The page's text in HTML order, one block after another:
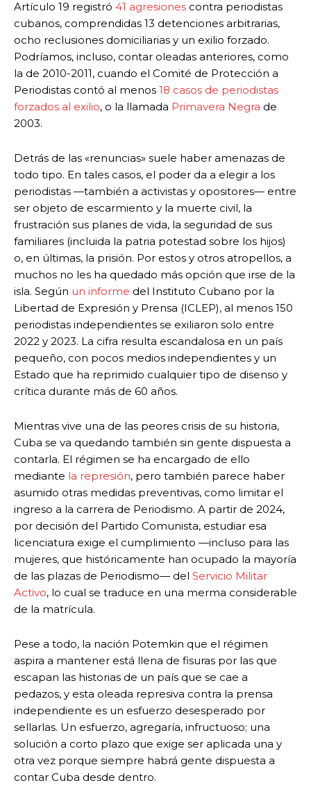
Artículo 19 registró 41 agresiones contra periodistas
cubanos, comprendidas 13 detenciones arbitrarias,
ocho reclusiones domiciliarias y un exilio forzado.
Podríamos, incluso, contar oleadas anteriores, como
la de 2010-2011, cuando el Comité de Protección a
Periodistas contó al menos 18 casos de periodistas
forzados al exilio, o la llamada Primavera Negra de
2003.
Detrás de las «renuncias» suele haber amenazas de
todo tipo. En tales casos, el poder da a elegir a los
periodistas —también a activistas y opositores— entre
ser objeto de escarmiento y la muerte civil, la
frustración sus planes de vida, la seguridad de sus
familiares (incluida la patria potestad sobre los hijos)
o, en últimas, la prisión. Por estos y otros atropellos, a
muchos no les ha quedado más opción que irse de la
isla. Según un informe del Instituto Cubano por la
Libertad de Expresión y Prensa (ICLEP), al menos 150
periodistas independientes se exiliaron solo entre
2022 y 2023. La cifra resulta escandalosa en un país
pequeño, con pocos medios independientes y un
Estado que ha reprimido cualquier tipo de disenso y
crítica durante más de 60 años.
Mientras vive una de las peores crisis de su historia,
Cuba se va quedando también sin gente dispuesta a
contarla. El régimen se ha encargado de ello
mediante la represión, pero también parece haber
asumido otras medidas preventivas, como limitar el
ingreso a la carrera de Periodismo. A partir de 2024,
por decisión del Partido Comunista, estudiar esa
licenciatura exige el cumplimiento —incluso para las
mujeres, que históricamente han ocupado la mayoría
de las plazas de Periodismo— del Servicio Militar
Activo, lo cual se traduce en una merma considerable
de la matrícula.
Pese a todo, la nación Potemkin que el régimen
aspira a mantener está llena de fisuras por las que
escapan las historias de un país que se cae a
pedazos, y esta oleada represiva contra la prensa
independiente es un esfuerzo desesperado por
sellarlas. Un esfuerzo, agregaría, infructuoso; una
solución a corto plazo que exige ser aplicada una y
otra vez porque siempre habrá gente dispuesta a
contar Cuba desde dentro.